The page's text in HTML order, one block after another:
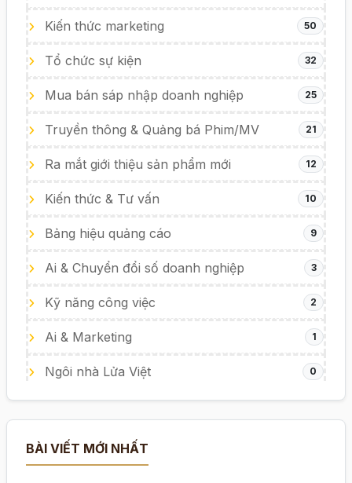
Kiến thức marketing 50
Tổ chức sự kiện 32
Mua bán sáp nhập doanh nghiệp 25
Truyền thông & Quảng bá Phim/MV 21
Ra mắt giới thiệu sản phẩm mới 12
Kiến thức & Tư vấn 10
Bảng hiệu quảng cáo 9
Ai & Chuyển đổi số doanh nghiệp 3
Kỹ năng công việc 2
Ai & Marketing 1
Ngôi nhà Lửa Việt 0
BÀI VIẾT MỚI NHẤT